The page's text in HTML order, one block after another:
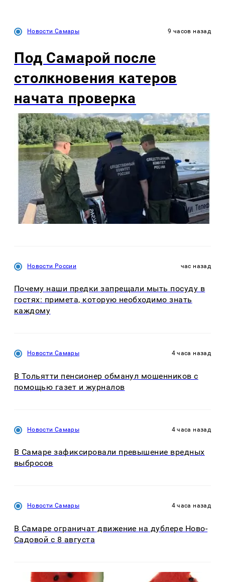
Новости Самары 9 часов назад
Под Самарой после
столкновения катеров
начата проверка
Новости России час назад
Почему наши предки запрещали мыть посуду в
гостях: примета, которую необходимо знать
каждому
Новости Самары 4 часа назад
В Тольятти пенсионер обманул мошенников с
помощью газет и журналов
Новости Самары 4 часа назад
В Самаре зафиксировали превышение вредных
выбросов
Новости Самары 4 часа назад
В Самаре ограничат движение на дублере Ново-
Садовой с 8 августа